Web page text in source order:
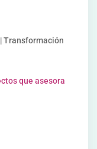
Transformación
que asesora